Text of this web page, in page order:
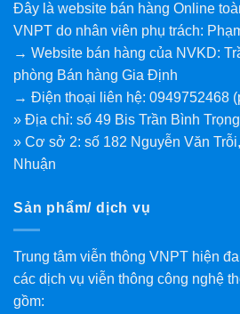
Đây là website bán hàng Online
VNPT do nhân viên phụ trách:
→ Website bán hàng của NVKD:
phòng Bán hàng Gia Định
→ Điện thoại liên hệ: 0949752468
» Địa chỉ: số 49 Bis Trần Bình
» Cơ sở 2: số 182 Nguyễn Văn
Nhuận
Sản phẩm/ dịch vụ
Trung tâm viễn thông VNPT hiện
các dịch vụ viễn thông công nghệ
gồm: